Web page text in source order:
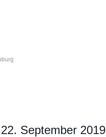
September 2019